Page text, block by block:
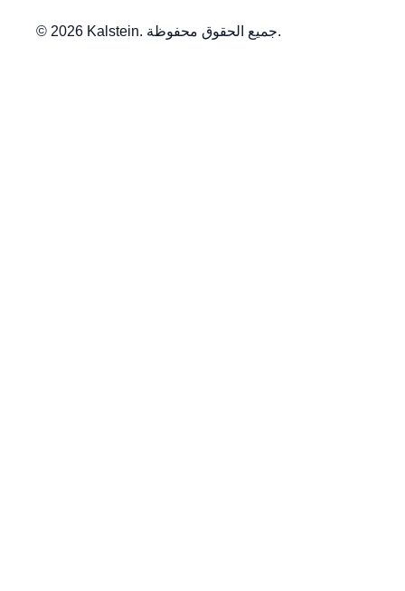
© 2026 Kalstein. جميع الحقوق محفوظة.